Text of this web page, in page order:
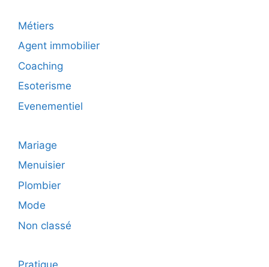
Métiers
Agent immobilier
Coaching
Esoterisme
Evenementiel
Mariage
Menuisier
Plombier
Mode
Non classé
Pratique